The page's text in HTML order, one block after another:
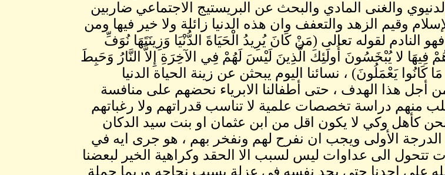
والغنى المادي والبحث عن البريستيج الاجتماعي ضاربين
وقيم الزهد والتعفف وان هذه الدنيا زائلة ولا خير فيها ومن
النادم لقوله تعالى (مَنْ كَانَ يُرِيدُ الْحَيَاةَ الدُّنْيَا وَزِينَتَهَا نُوَفِّ
فِيهَا لا يُبْخَسُونَ أُولَئِكَ الَّذِينَ لَيْسَ لَهُمْ فِي الآخِرَةِ إِلاَّ النَّارُ وَحَبِطَ
كَانُوا يَعْمَلُونَ) ، نسائنا اليوم يبحثن عن زينة الحياة الدنيا
أجل هذا الهدف ، حتى أطفالنا الابرياء نحضهم على منافسة
منهم دراسة تخصصات علمية لا تناسب قدراتهم ولا رغباتهم
كأهل وكي لا يكون اقل من ابن عثمان او بنت سيد الدكان
الدرجة الأولى ويجب ان نفرح لهم ونفخر بهم ، هو جرى ايه في
تتحول الى عداوات ليس لسبب الا الحقد وكراهية الخير لبعضنا
على احدنا حتى يجد نفسه في عزلة بسبب نجاحه وربما حملة